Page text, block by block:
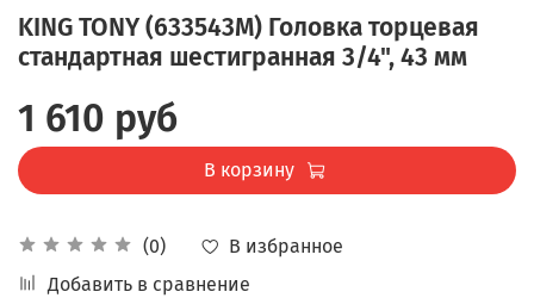
KING TONY (633543M) Головка торцевая
стандартная шестигранная 3/4", 43 мм
(0)
В избранное
Добавить в сравнение
1 610 руб
В корзину